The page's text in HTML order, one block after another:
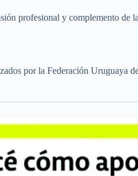
profesional y complemento de
por la Federación Uruguaya